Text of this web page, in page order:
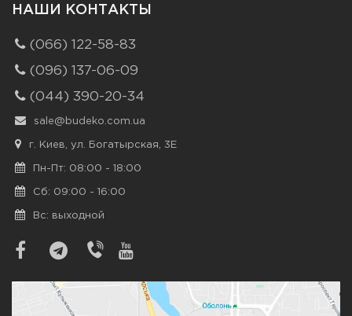
НАШИ КОНТАКТЫ
(066) 122-58-83
(096) 137-06-09
(044) 390-20-34
sale@budeko.com.ua
г. Киев, ул. Богатырская, 3Е
Пн-Пт: 08:00 - 18:00
Сб: 09:00 - 16:00
Вс: выходной